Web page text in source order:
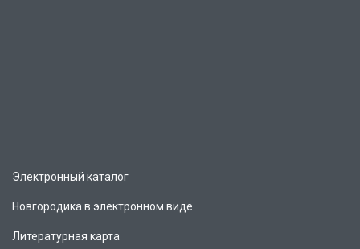
Электронный каталог
Новгородика в электронном виде
Литературная карта